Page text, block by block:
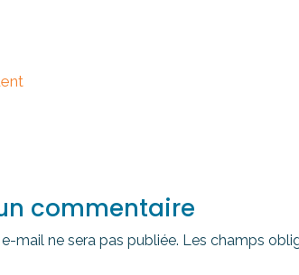
commentaire
mail ne sera pas publiée. Les champs